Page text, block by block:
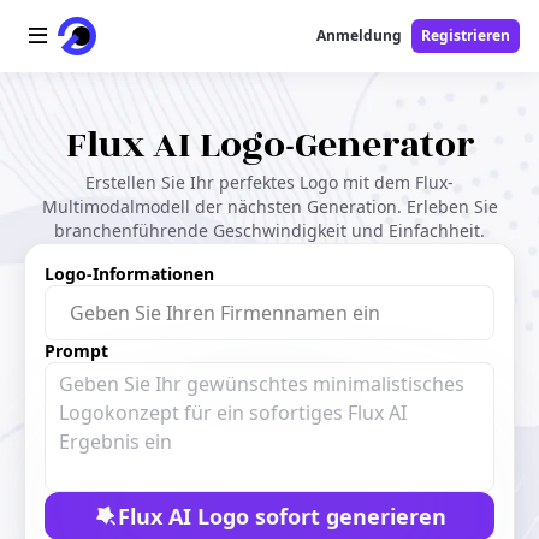
AI-Logo
AI-Bild
AI-Tools
Preise
Anmeldung Registrieren
Flux AI Logo-Generator
Erstellen Sie Ihr perfektes Logo mit dem Flux-
Multimodalmodell der nächsten Generation. Erleben Sie
branchenführende Geschwindigkeit und Einfachheit.
Logo-Informationen
Prompt
Flux AI Logo sofort generieren